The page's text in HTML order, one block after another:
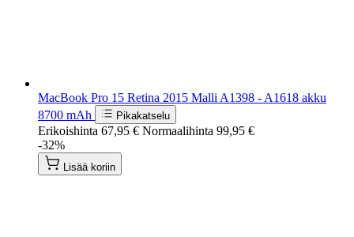
MacBook Pro 15 Retina 2015 Malli A1398 - A1618 akku
8700 mAh
Pikakatselu
Erikoishinta 67,95 € Normaalihinta 99,95 €
-32%
Lisää koriin